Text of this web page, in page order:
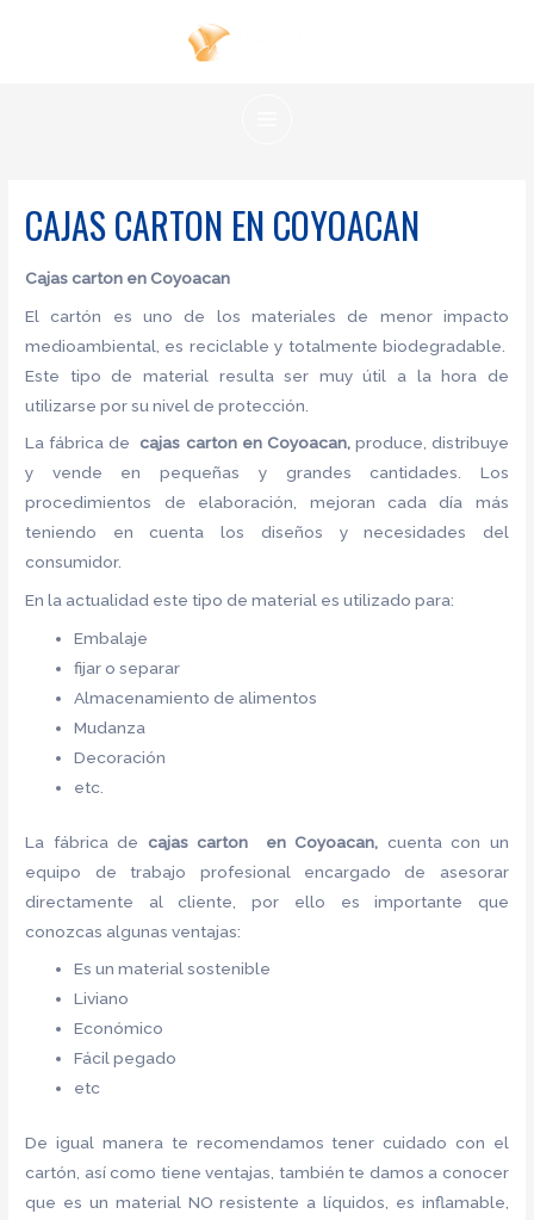
CAJAS CARTON EN COYOACAN
Cajas carton en Coyoacan
El cartón es uno de los materiales de menor impacto
medioambiental, es reciclable y totalmente biodegradable.
Este tipo de material resulta ser muy útil a la hora de
utilizarse por su nivel de protección.
La fábrica decajas carton en Coyoacan,produce, distribuye
y vende en pequeñas y grandes cantidades. Los
procedimientos de elaboración, mejoran cada día más
teniendo en cuenta los diseños y necesidades del
consumidor.
En la actualidad este tipo de material es utilizado para:
Embalaje
fijar o separar
Almacenamiento de alimentos
Mudanza
Decoración
etc.
La fábrica de cajas carton en Coyoacan, cuenta con un
equipo de trabajo profesional encargado de asesorar
directamente al cliente, por ello es importante que
conozcas algunas ventajas:
Es un material sostenible
Liviano
Económico
Fácil pegado
etc
De igual manera te recomendamos tener cuidado con el
cartón, así como tiene ventajas, también te damos a conocer
que es un material NO resistente a líquidos, es inflamable,